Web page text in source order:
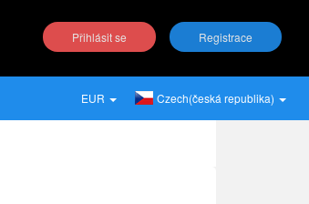
Přihlásit se Registrace
EUR Czech(česká republika)